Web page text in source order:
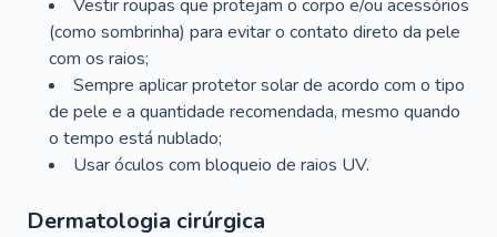
Vestir roupas que protejam o corpo e/ou acessórios
(como sombrinha) para evitar o contato direto da pele
com os raios;
Sempre aplicar protetor solar de acordo com o tipo
de pele e a quantidade recomendada, mesmo quando
o tempo está nublado;
Usar óculos com bloqueio de raios UV.
Dermatologia cirúrgica